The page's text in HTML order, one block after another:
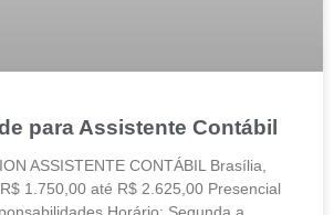
para Assistente Contábil
ASSISTENTE CONTÁBIL Brasília,
1.750,00 até R$ 2.625,00 Presencial